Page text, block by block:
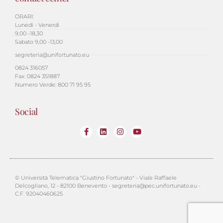
ORARI:
Lunedì - Venerdì
9,00 -18,30
Sabato 9,00 -13,00
segreteria@unifortunato.eu
0824 316057
Fax: 0824 351887
Numero Verde: 800 71 95 95
Social
© Università Telematica "Giustino Fortunato" - Viale Raffaele
Delcogliano, 12 - 82100 Benevento - segreteria@pec.unifortunato.eu -
C.F. 92040460625